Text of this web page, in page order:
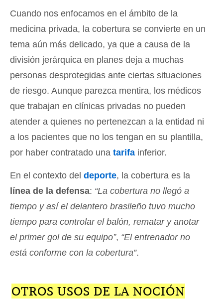
Cuando nos enfocamos en el ámbito de la
medicina privada, la cobertura se convierte en un
tema aún más delicado, ya que a causa de la
división jerárquica en planes deja a muchas
personas desprotegidas ante ciertas situaciones
de riesgo. Aunque parezca mentira, los médicos
que trabajan en clínicas privadas no pueden
atender a quienes no pertenezcan a la entidad ni
a los pacientes que no los tengan en su plantilla,
por haber contratado una tarifa inferior.
En el contexto del deporte, la cobertura es la
línea de la defensa: “La cobertura no llegó a
tiempo y así el delantero brasileño tuvo mucho
tiempo para controlar el balón, rematar y anotar
el primer gol de su equipo”, “El entrenador no
está conforme con la cobertura”.
OTROS USOS DE LA NOCIÓN